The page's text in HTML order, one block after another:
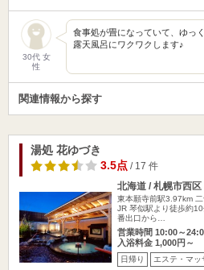
30代 女
性
食事処が畳になっていて、ゆっ
露天風呂にワクワクします♪
関連情報から探す
湯処 花ゆづき
3.5点/ 17 件
北海道 / 札幌市西区
東本願寺前駅3.97km
JR 琴似駅より徒歩約
番出口から…
営業時間 10:00～
入浴料金 1,000円～
日帰り エステ・マッ